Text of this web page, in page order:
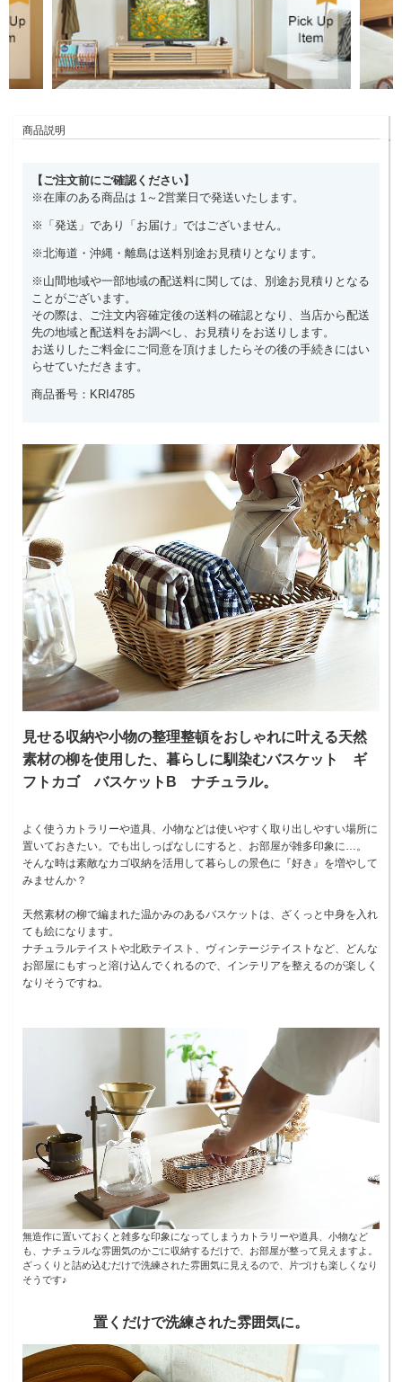
商品説明
【ご注文前にご確認ください】
※在庫のある商品は 1～2営業日で発送いたします。
※「発送」であり「お届け」ではございません。
※北海道・沖縄・離島は送料別途お見積りとなります。
※山間地域や一部地域の配送料に関しては、別途お見積りとなる
ことがございます。
その際は、ご注文内容確定後の送料の確認となり、当店から配送
先の地域と配送料をお調べし、お見積りをお送りします。
お送りしたご料金にご同意を頂けましたらその後の手続きにはい
らせていただきます。
商品番号：KRI4785
見せる収納や小物の整理整頓をおしゃれに叶える天然
素材の柳を使用した、暮らしに馴染むバスケット ギ
フトカゴ バスケットB ナチュラル。
よく使うカトラリーや道具、小物などは使いやすく取り出しやすい場所に
置いておきたい。でも出しっぱなしにすると、お部屋が雑多印象に…。
そんな時は素敵なカゴ収納を活用して暮らしの景色に『好き』を増やして
みませんか？
天然素材の柳で編まれた温かみのあるバスケットは、ざくっと中身を入れ
ても絵になります。
ナチュラルテイストや北欧テイスト、ヴィンテージテイストなど、どんな
お部屋にもすっと溶け込んでくれるので、インテリアを整えるのが楽しく
なりそうですね。
無造作に置いておくと雑多な印象になってしまうカトラリーや道具、小物など
も、ナチュラルな雰囲気のかごに収納するだけで、お部屋が整って見えますよ。
ざっくりと詰め込むだけで洗練された雰囲気に見えるので、片づけも楽しくなり
そうです♪
置くだけで洗練された雰囲気に。